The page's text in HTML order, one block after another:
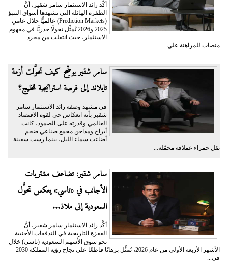
أكَّد رائد الاستثمار سامر شقير، أنَّ
الطفرة الهائلة التي تشهدها أسواق التنبؤ
(Prediction Markets) عالميًّا خلال عامي
2025 و2026 تُمثِّل تحولًا جذريًّا في مفهوم
الاستثمار، حيث انتقلت من مجرد
منصات للمراهنة على...
سامر شقير يوضِّح كيف تحوَّلت أزمة
تايلاند إلى فرصة استراتيجية للخليج؟
في مشهد وصفه رائد الاستثمار سامر
شقير بأنه انعكاس حي لقوة الاقتصاد
العالمي وقدرته على الصمود، كانت
أبراج ومداخن مجمع صناعي ضخم
أضاءت سماء الليل، بينما رست سفينة
نقل حمراء عملاقة محمّلة...
سامر شقير: تضاعف مشتريات
الأجانب في «تاسي» يعكس تحوُّل
السعودية إلى ملاذ...
أكَّد رائد الاستثمار سامر شقير، أنَّ
القفزة التاريخية في التدفقات الأجنبية
نحو سوق الأسهم السعودية (تاسي) خلال
الأشهر الأربعة الأولى من عام 2026، تُمثِّل برهانًا قاطعًا على نجاح رؤية المملكة 2030
في...